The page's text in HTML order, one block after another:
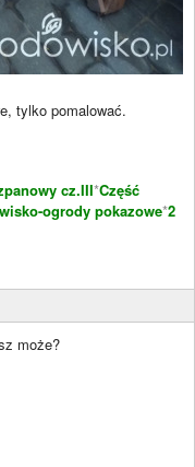
tylko pomalować.
cz.III*Część
ogrody pokazowe*2
może?